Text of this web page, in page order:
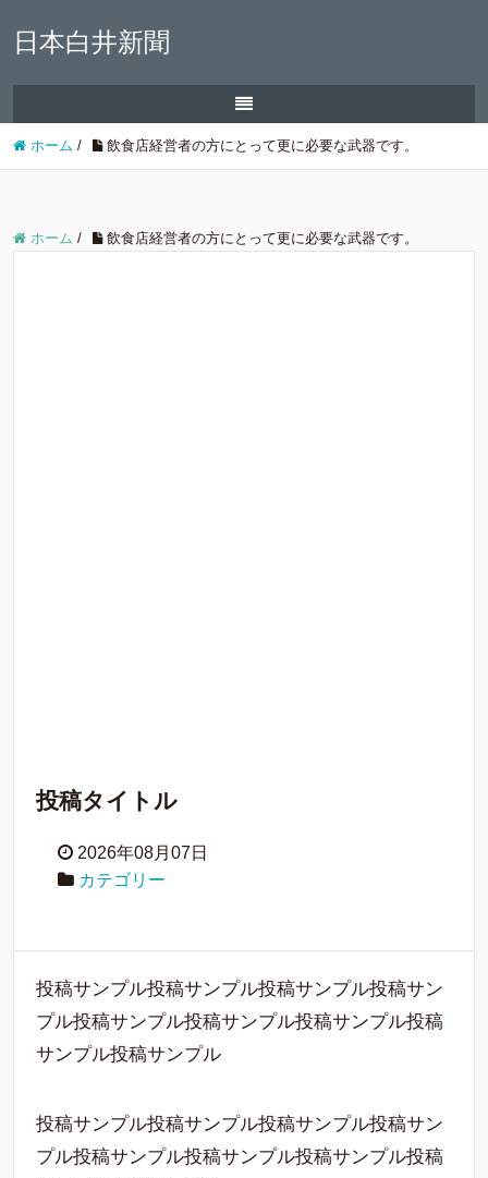
日本白井新聞
ホーム / 飲食店経営者の方にとって更に必要な武器です。
ホーム / 飲食店経営者の方にとって更に必要な武器です。
投稿タイトル
2026年08月07日
カテゴリー
投稿サンプル投稿サンプル投稿サンプル投稿サン
プル投稿サンプル投稿サンプル投稿サンプル投稿
サンプル投稿サンプル
投稿サンプル投稿サンプル投稿サンプル投稿サン
プル投稿サンプル投稿サンプル投稿サンプル投稿